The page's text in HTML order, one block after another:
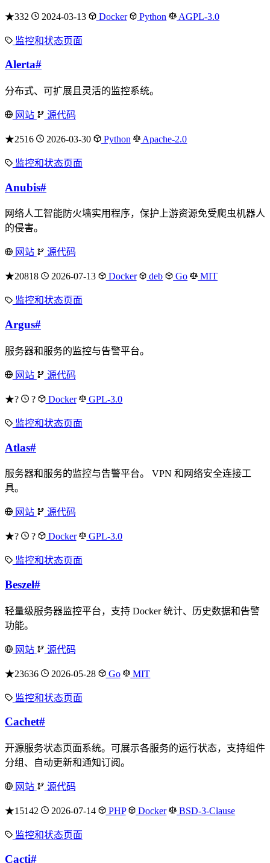
★332 2024-03-13 Docker Python AGPL-3.0
监控和状态页面
Alerta#
分布式、可扩展且灵活的监控系统。
网站 源代码
★2516 2026-03-30 Python Apache-2.0
监控和状态页面
Anubis#
网络人工智能防火墙实用程序，保护上游资源免受爬虫机器人
的侵害。
网站 源代码
★20818 2026-07-13 Docker deb Go MIT
监控和状态页面
Argus#
服务器和服务的监控与告警平台。
网站 源代码
★? ? Docker GPL-3.0
监控和状态页面
Atlas#
服务器和服务的监控与告警平台。 VPN 和网络安全连接工
具。
网站 源代码
★? ? Docker GPL-3.0
监控和状态页面
Beszel#
轻量级服务器监控平台，支持 Docker 统计、历史数据和告警
功能。
网站 源代码
★23636 2026-05-28 Go MIT
监控和状态页面
Cachet#
开源服务状态页面系统。可展示各服务的运行状态，支持组件
分组、自动更新和通知订阅。
网站 源代码
★15142 2026-07-14 PHP Docker BSD-3-Clause
监控和状态页面
Cacti#